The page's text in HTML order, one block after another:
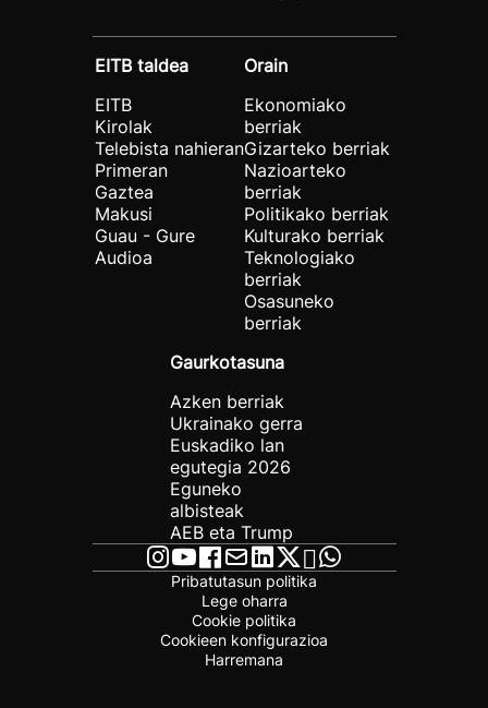
EITB taldea
EITB
Kirolak
Telebista nahieran
Primeran
Gaztea
Makusi
Guau - Gure
Audioa
Orain
Ekonomiako
berriak
Gizarteko berriak
Nazioarteko
berriak
Politikako berriak
Kulturako berriak
Teknologiako
berriak
Osasuneko
berriak
Gaurkotasuna
Azken berriak
Ukrainako gerra
Euskadiko lan
egutegia 2026
Eguneko
albisteak
AEB eta Trump
Pribatutasun politika
Lege oharra
Cookie politika
Cookieen konfigurazioa
Harremana